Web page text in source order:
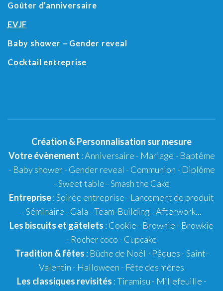
Goûter d’anniversaire
EVJF
Baby shower – Gender reveal
Cocktail entreprise
Création &Personnalisation sur mesure
Votre évènement :Anniversaire - Mariage - Baptême
- Baby shower- Gender reveal - Communion - Diplôme
-Sweet table -Smash the Cake
Entreprise: Soirée entreprise - Lancement de produit
- Séminaire - Gala - Team-Building - Afterwork...
Les biscuits et gâtelets : Cookie - Brownie - Browkie
- Rocher coco - Cupcake
Tradition & fêtes : Bûche de Noël - Pâques -Saint-
Valentin - Halloween - Fête des mères
Les classiques revisités :Tiramisu - Millefeuille -